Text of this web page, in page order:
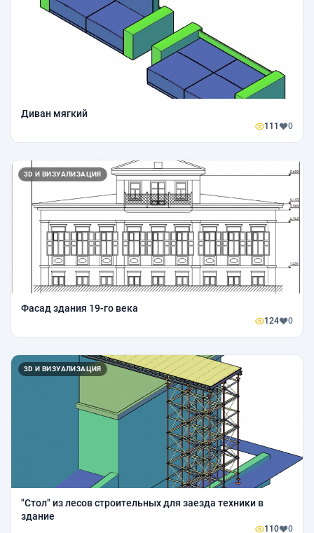
Диван мягкий
111 0
3D И ВИЗУАЛИЗАЦИЯ
Фасад здания 19-го века
124 0
3D И ВИЗУАЛИЗАЦИЯ
"Стол" из лесов строительных для заезда техники в
здание
110 0